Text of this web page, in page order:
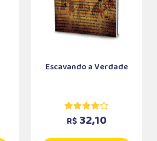
Escavando a Verdade
R$ 32,10